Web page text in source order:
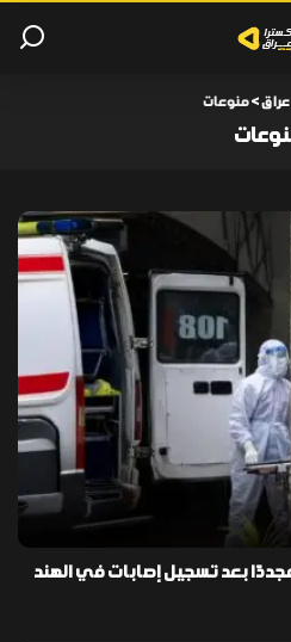
عراق>منوعات
بعد تسجيل إصابات في الهند